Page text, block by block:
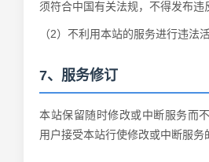
须符合中国有关法规，不得发布违
（2）不利用本站的服务进行违法活
7、服务修订
本站保留随时修改或中断服务而
用户接受本站行使修改或中断服务